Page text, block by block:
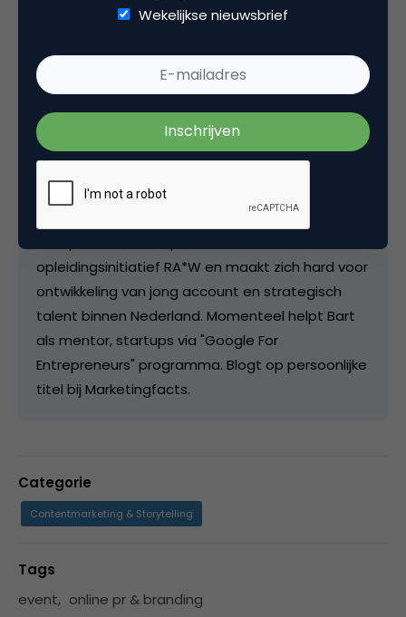
Strategy Consultant & Startup
mentor bijNEXT - Google for
Passie voor reclame, psychologie en winnen.
internationaal niveau strategisch advies
opleidingsinitiatief RA*W en maakt zich hard voor
ontwikkeling van jong account en strategisch
talent binnen Nederland. Momenteel helpt Bart
als mentor, startups via "Google For
Entrepreneurs" programma. Blogt op persoonlijke
titel bij Marketingfacts.
Categorie
Contentmarketing & Storytelling
Tags
event, online pr & branding
Wekelijkse nieuwsbrief